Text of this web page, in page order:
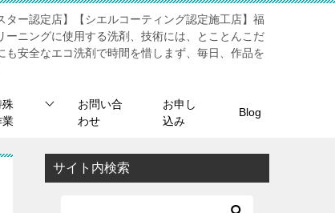
ター認定店】【シエルコーティング認定施工店】福
ーニングに使用する洗剤、技術には、とことんこだ
安全なエコ洗剤で時間を惜しまず、毎日、作品を
業
お問い合
わせ
お申し
込み
Blog
サイト内検索